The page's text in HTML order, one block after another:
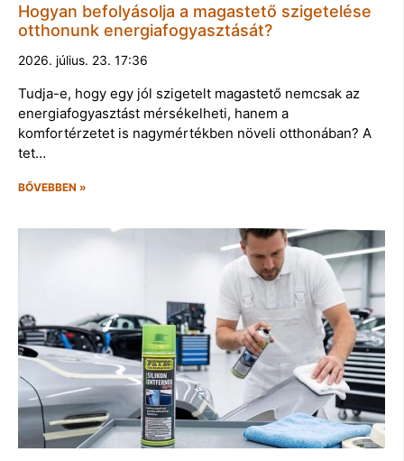
Hogyan befolyásolja a magastető szigetelése
otthonunk energiafogyasztását?
2026. július. 23. 17:36
Tudja-e, hogy egy jól szigetelt magastető nemcsak az
energiafogyasztást mérsékelheti, hanem a
komfortérzetet is nagymértékben növeli otthonában? A
tet…
BŐVEBBEN »